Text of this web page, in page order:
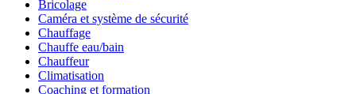
Bricolage
Caméra et système de sécurité
Chauffage
Chauffe eau/bain
Chauffeur
Climatisation
Coaching et formation